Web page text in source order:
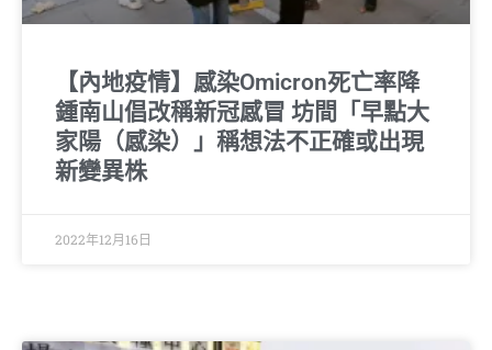
【內地疫情】感染Omicron死亡率降
鍾南山倡改稱新冠感冒 坊間「早點大
家陽（感染）」稱想法不正確或出現
新變異株
2022年12月16日